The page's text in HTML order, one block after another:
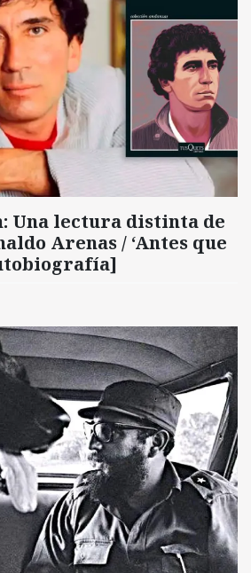
Una lectura distinta de
Arenas / ‘Antes que